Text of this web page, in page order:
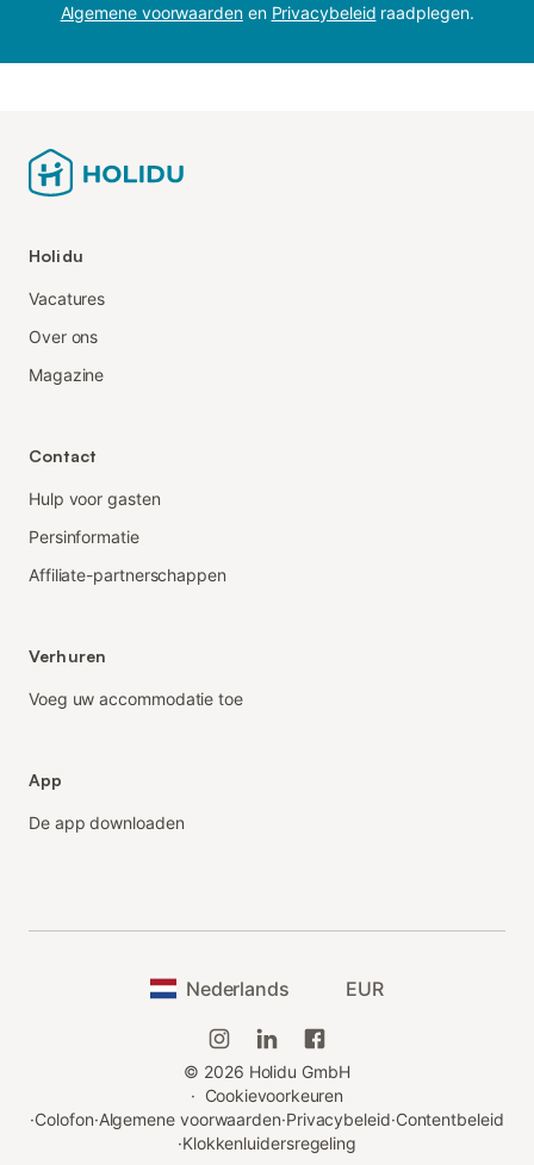
Algemene voorwaardenen Privacybeleid raadplegen.
Holidu
Vacatures
Over ons
Magazine
Contact
Hulp voor gasten
Persinformatie
Affiliate-partnerschappen
Verhuren
Voeg uw accommodatie toe
App
De app downloaden
Nederlands EUR
© 2026 Holidu GmbH
· Cookievoorkeuren
·Colofon·Algemene voorwaarden·Privacybeleid·Contentbeleid
·Klokkenluidersregeling